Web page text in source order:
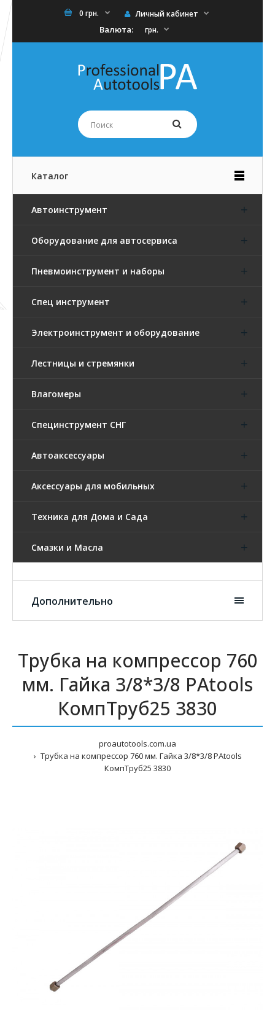
0 грн. Личный кабинет
Валюта: грн.
Каталог
Автоинструмент
Оборудование для автосервиса
Пневмоинструмент и наборы
Спец инструмент
Электроинструмент и оборудование
Лестницы и стремянки
Влагомеры
Специнструмент СНГ
Автоаксессуары
Аксессуары для мобильных
Техника для Дома и Сада
Смазки и Масла
Дополнительно
Трубка на компрессор 760
мм. Гайка 3/8*3/8 PAtools
КомпТруб25 3830
proautotools.com.ua
Трубка на компрессор 760 мм. Гайка 3/8*3/8 PAtools
КомпТруб25 3830